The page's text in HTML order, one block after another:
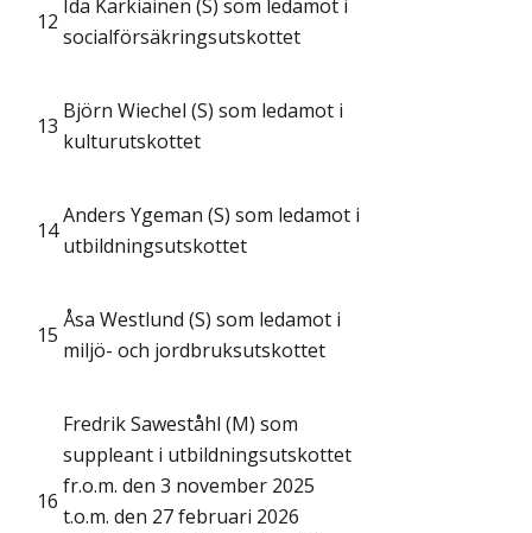
12
Ida Karkiainen (S) som ledamot i
socialförsäkringsutskottet
13
Björn Wiechel (S) som ledamot i
kulturutskottet
14
Anders Ygeman (S) som ledamot i
utbildningsutskottet
15
Åsa Westlund (S) som ledamot i
miljö- och jordbruksutskottet
16
Fredrik Saweståhl (M) som
suppleant i utbildningsutskottet
fr.o.m. den 3 november 2025
t.o.m. den 27 februari 2026